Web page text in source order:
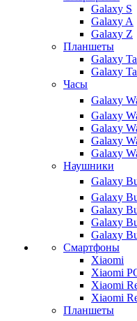
Galaxy S
Galaxy A
Galaxy Z
Планшеты
Galaxy
Galaxy
Часы
Galaxy
Galaxy
Galaxy
Galaxy
Galaxy
Наушники
Galaxy
Galaxy
Galaxy
Galaxy
Galaxy
Смартфоны
Xiaomi
Xiaomi
Xiaomi
Xiaomi
Планшеты